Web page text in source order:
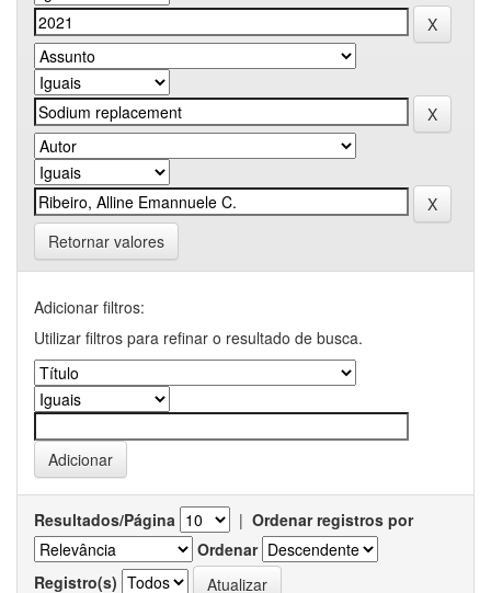
Retornar valores
Adicionar filtros:
Utilizar filtros para refinar o resultado de busca.
Resultados/Página | Ordenar registros por
Ordenar
Registro(s)